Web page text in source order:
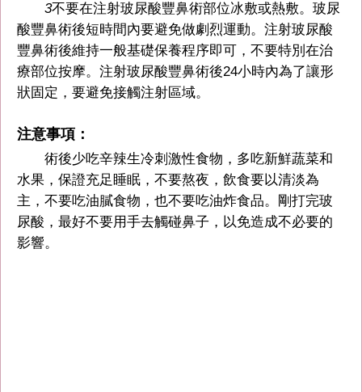
3不要在注射玻尿酸豐鼻術部位冰敷或熱敷。玻尿
酸豐鼻術後短時間內要避免做劇烈運動。注射玻尿酸
豐鼻術後維持一般基礎保養程序即可，不要特別在治
療部位按摩。注射玻尿酸豐鼻術後24小時內為了讓形
狀固定，要避免接觸注射區域。
注意事項：
術後少吃辛辣生冷刺激性食物，多吃新鮮蔬菜和
水果，保證充足睡眠，不要熬夜，飲食要以清淡為
主，不要吃油膩食物，也不要吃油炸食品。剛打完玻
尿酸，最好不要用手去觸碰鼻子，以免造成不必要的
影響。